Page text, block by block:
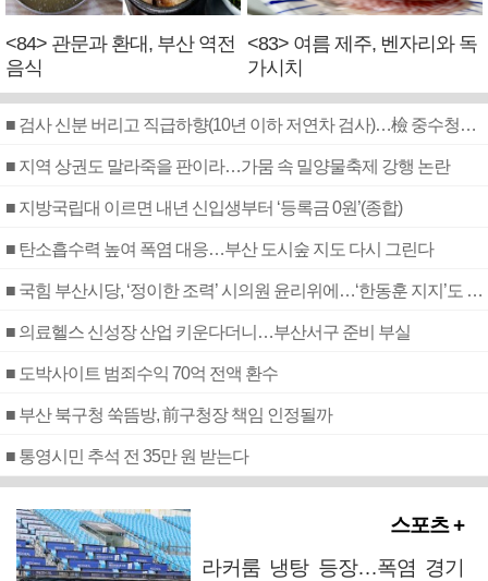
<84> 관문과 환대, 부산 역전
음식
<83> 여름 제주, 벤자리와 독
가시치
■ 검사 신분 버리고 직급하향(10년 이하 저연차 검사)…檢 중수청행 기피
■ 지역 상권도 말라죽을 판이라…가뭄 속 밀양물축제 강행 논란
■ 지방국립대 이르면 내년 신입생부터 ‘등록금 0원’(종합)
■ 탄소흡수력 높여 폭염 대응…부산 도시숲 지도 다시 그린다
■ 국힘 부산시당, ‘정이한 조력’ 시의원 윤리위에…‘한동훈 지지’도 신고접수
■ 의료헬스 신성장 산업 키운다더니…부산서구 준비 부실
■ 도박사이트 범죄수익 70억 전액 환수
■ 부산 북구청 쑥뜸방, 前구청장 책임 인정될까
■ 통영시민 추석 전 35만 원 받는다
스포츠 +
라커룸 냉탕 등장…폭염 경기